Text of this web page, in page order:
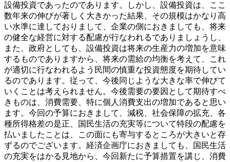
設備投資であったのであります。しかし、設備投資は、ここ
数年来の伸びが著しく大きかった結果、その規模はかなり高
い水準に達しておりまして、企業の側におきましても、将来
の健全な経営に対する配慮が行なわれるでありましょうし、
また、政府としても、設備投資は将来の生産力の増加を意味
するものでありますから、将来の需給の均衡を考えて、これ
が適切に行なわれるよう民間の慎重な投資態度を期待してい
るのであります。従って、今後同じような大きな率で伸びて
いくことは考えられません。今後需要の要因として期待すべ
きものは、消費需要、特に個人消費支出の増加であると思い
ます。今回の予算におきまして、減税、社会保障の拡充、各
種所得格差の是正、国民生活の充実等について特段の配慮を
払いましたことは、この面にも寄与するところが大きいと存
ずるのでございます。経済企画庁におきましても、国民生活
の充実をはかる見地から、今回新たに予算措置を講じ、消費